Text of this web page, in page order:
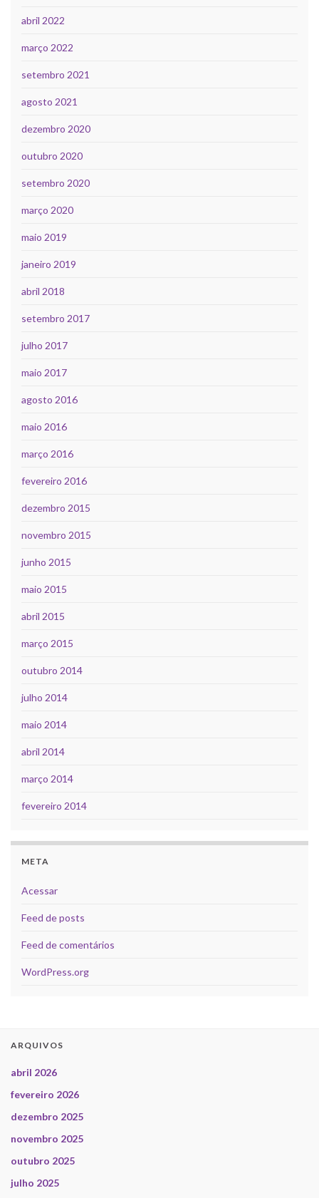
abril 2022
março 2022
setembro 2021
agosto 2021
dezembro 2020
outubro 2020
setembro 2020
março 2020
maio 2019
janeiro 2019
abril 2018
setembro 2017
julho 2017
maio 2017
agosto 2016
maio 2016
março 2016
fevereiro 2016
dezembro 2015
novembro 2015
junho 2015
maio 2015
abril 2015
março 2015
outubro 2014
julho 2014
maio 2014
abril 2014
março 2014
fevereiro 2014
META
Acessar
Feed de posts
Feed de comentários
WordPress.org
ARQUIVOS
abril 2026
fevereiro 2026
dezembro 2025
novembro 2025
outubro 2025
julho 2025